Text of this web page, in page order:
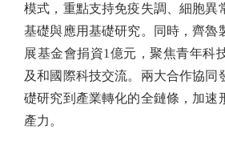
模式，重點支持免疫失調、細胞異
基礎與應用基礎研究。同時，齊魯
展基金會捐資1億元，聚焦青年科
及和國際科技交流。兩大合作協同
礎研究到產業轉化的全鏈條，加速
產力。